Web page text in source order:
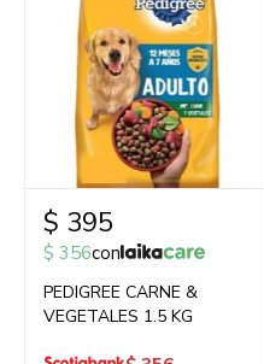
$ 395
$ 356con
PEDIGREE CARNE &
VEGETALES 1.5 KG